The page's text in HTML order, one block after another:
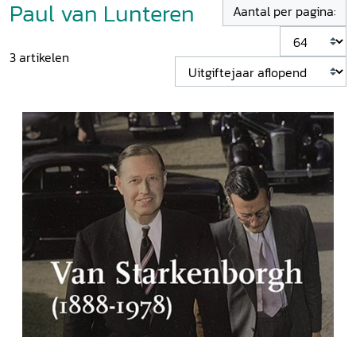
Paul van Lunteren
3artikelen
Aantal per pagina: